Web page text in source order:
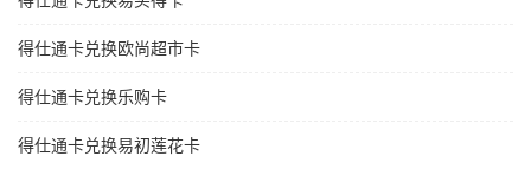
得仕通卡兑换欧尚超市卡
得仕通卡兑换乐购卡
得仕通卡兑换易初莲花卡